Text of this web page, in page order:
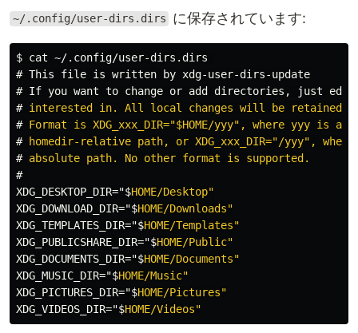
~/.config/user-dirs.dirs に保存されています:
$ cat
#
# If you want to change or add directories, just
#
#
#
#
#
XDG_DESKTOP_DIR="$
XDG_DOWNLOAD_DIR="$
XDG_TEMPLATES_DIR="$
XDG_PUBLICSHARE_DIR="$
XDG_DOCUMENTS_DIR="$
XDG_MUSIC_DIR="$
XDG_PICTURES_DIR="$
XDG_VIDEOS_DIR="$